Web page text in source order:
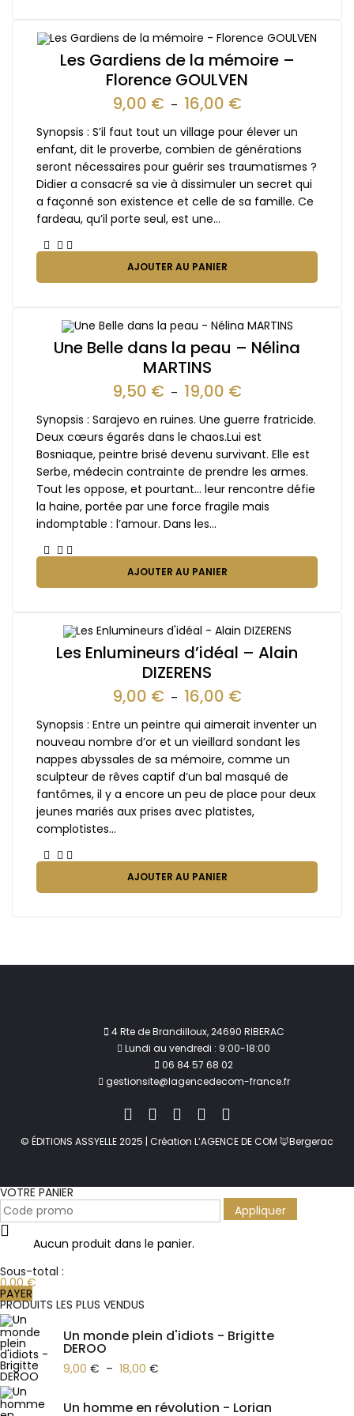
Les Gardiens de la mémoire –
Florence GOULVEN
9,00 € – 16,00 €
Synopsis : S’il faut tout un village pour élever un
enfant, dit le proverbe, combien de générations
seront nécessaires pour guérir ses traumatismes ?
Didier a consacré sa vie à dissimuler un secret qui
a façonné son existence et celle de sa famille. Ce
fardeau, qu’il porte seul, est une…
AJOUTER AU PANIER
Une Belle dans la peau – Nélina
MARTINS
9,50 € – 19,00 €
Synopsis : Sarajevo en ruines. Une guerre fratricide.
Deux cœurs égarés dans le chaos.Lui est
Bosniaque, peintre brisé devenu survivant. Elle est
Serbe, médecin contrainte de prendre les armes.
Tout les oppose, et pourtant… leur rencontre défie
la haine, portée par une force fragile mais
indomptable : l’amour. Dans les…
AJOUTER AU PANIER
Les Enlumineurs d’idéal – Alain
DIZERENS
9,00 € – 16,00 €
Synopsis : Entre un peintre qui aimerait inventer un
nouveau nombre d’or et un vieillard sondant les
nappes abyssales de sa mémoire, comme un
sculpteur de rêves captif d’un bal masqué de
fantômes, il y a encore un peu de place pour deux
jeunes mariés aux prises avec platistes,
complotistes…
AJOUTER AU PANIER
4 Rte de Brandilloux, 24690 RIBERAC
Lundi au vendredi : 9:00-18:00
06 84 57 68 02
gestionsite@lagencedecom-france.fr
© ÉDITIONS ASSYELLE 2025 | Création L’AGENCE DE COM 🦊Bergerac
VOTRE PANIER
Appliquer
Aucun produit dans le panier.
Sous-total :
0,00€
PAYER
PRODUITS LES PLUS VENDUS
Un monde plein d'idiots - Brigitte
DEROO
9,00 € – 18,00 €
Un homme en révolution - Lorian